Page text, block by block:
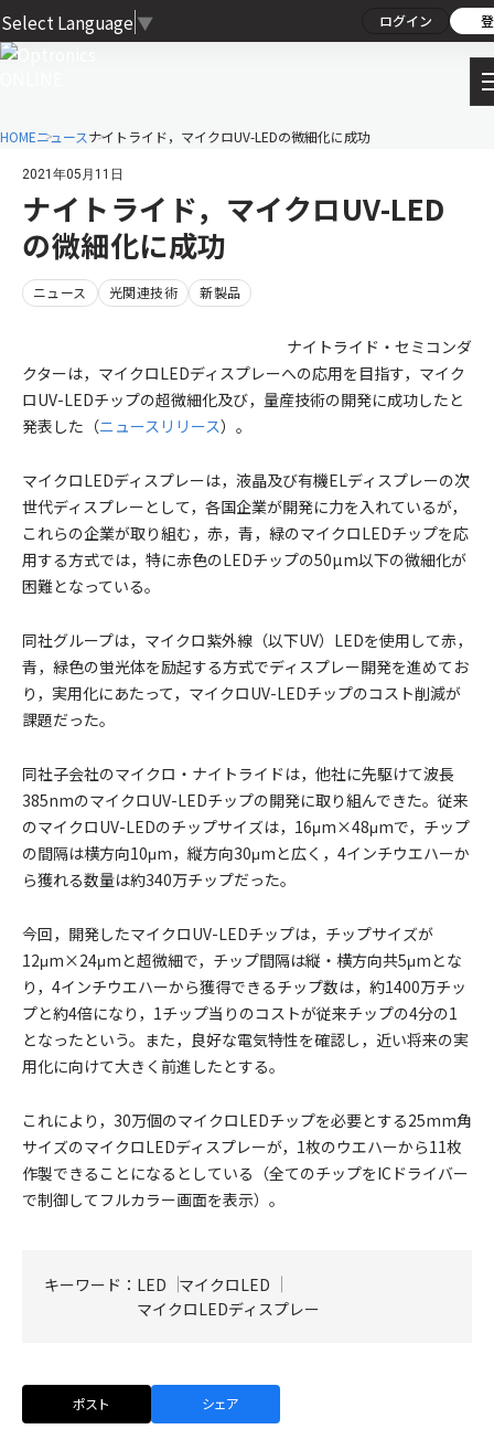
Select Language ▼ ログイン
HOMEニュースナイトライド，マイクロUV-LEDの微細化に成功
2021年05月11日
ナイトライド，マイクロUV-LED
の微細化に成功
ニュース 光関連技術 新製品
ナイトライド・セミコンダ
クターは，マイクロLEDディスプレーへの応用を目指す，マイク
ロUV-LEDチップの超微細化及び，量産技術の開発に成功したと
発表した（ニュースリリース）。
マイクロLEDディスプレーは，液晶及び有機ELディスプレーの次
世代ディスプレーとして，各国企業が開発に力を入れているが，
これらの企業が取り組む，赤，青，緑のマイクロLEDチップを応
用する方式では，特に赤色のLEDチップの50µm以下の微細化が
困難となっている。
同社グループは，マイクロ紫外線（以下UV）LEDを使用して赤，
青，緑色の蛍光体を励起する方式でディスプレー開発を進めてお
り，実用化にあたって，マイクロUV-LEDチップのコスト削減が
課題だった。
同社子会社のマイクロ・ナイトライドは，他社に先駆けて波長
385nmのマイクロUV-LEDチップの開発に取り組んできた。従来
のマイクロUV-LEDのチップサイズは，16μm×48μmで，チップ
の間隔は横方向10μm，縦方向30μmと広く，4インチウエハーか
ら獲れる数量は約340万チップだった。
今回，開発したマイクロUV-LEDチップは，チップサイズが
12μm×24μmと超微細で，チップ間隔は縦・横方向共5μmとな
り，4インチウエハーから獲得できるチップ数は，約1400万チッ
プと約4倍になり，1チップ当りのコストが従来チップの4分の1
となったという。また，良好な電気特性を確認し，近い将来の実
用化に向けて大きく前進したとする。
これにより，30万個のマイクロLEDチップを必要とする25mm角
サイズのマイクロLEDディスプレーが，1枚のウエハーから11枚
作製できることになるとしている（全てのチップをICドライバー
で制御してフルカラー画面を表示）。
キーワード： LED
マイクロLED
マイクロLEDディスプレー
ポスト シェア